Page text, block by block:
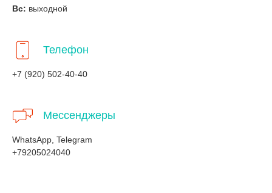
Вс: выходной
Телефон
+7 (920) 502-40-40
Мессенджеры
WhatsApp, Telegram
+79205024040